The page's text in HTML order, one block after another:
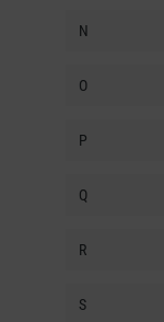
N
O
P
Q
R
S